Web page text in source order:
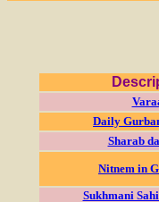
Daily
Sharab
Nitnem in
Sukhmani